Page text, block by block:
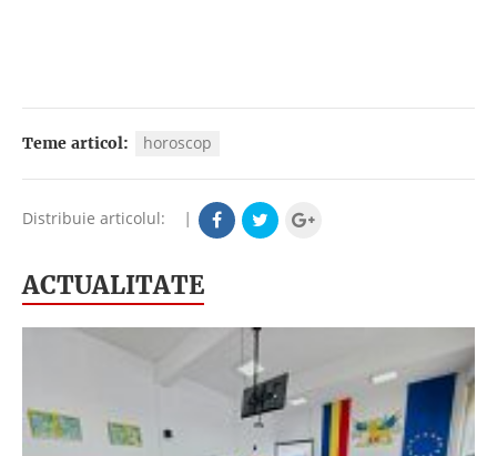
Teme articol: horoscop
Distribuie articolul: |
ACTUALITATE